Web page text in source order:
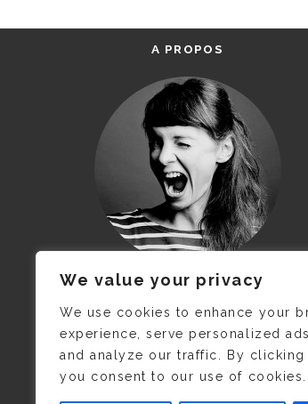
We value your privacy
We use cookies to enhance your
experience, serve personalized
and analyze our traffic. By clicking
you consent to our use of cookies.
A PROPOS
JE M’APPELLE DELPHINE MAIS
C’EST ©CAMILLE COLLIN QUI A
PRIS CETTE PHOTO !